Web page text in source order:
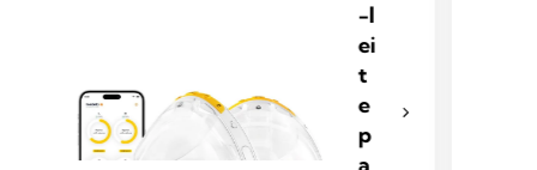
-l
ei
t
e
p